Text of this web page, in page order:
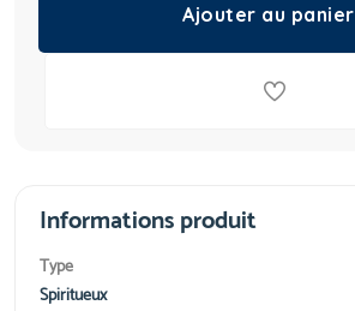
Ajouter au panier
Informations produit
Type
Spiritueux